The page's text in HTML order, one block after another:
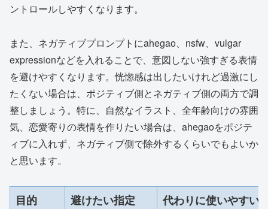
ントロールしやすくなります。
また、ネガティブプロンプトにahegao、nsfw、vulgar
expressionなどを入れることで、意図しない強すぎる表情
を避けやすくなります。恍惚感は出したいけれど過激にし
たくない場合は、ポジティブ側とネガティブ側の両方で調
整しましょう。特に、自然なイラスト、全年齢向けの雰囲
気、恋愛寄りの表情を作りたい場合は、ahegaoをポジテ
ィブに入れず、ネガティブ側で除外するくらいでもよいか
と思います。
目的 避けたい指定 代わりに使いやすい